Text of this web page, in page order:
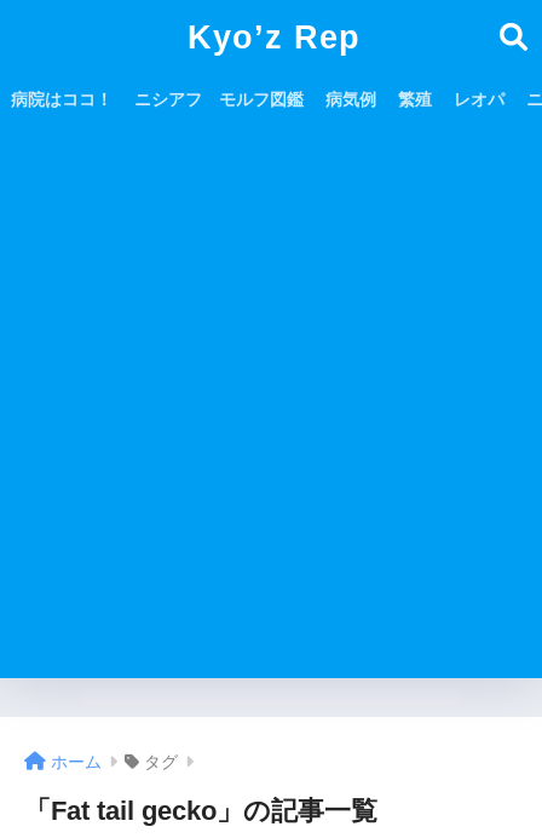
Kyo’z Rep
病院はココ！ ニシアフ モルフ図鑑 病気例 繁殖 レオパ
ホーム タグ
「Fat tail gecko」の記事一覧